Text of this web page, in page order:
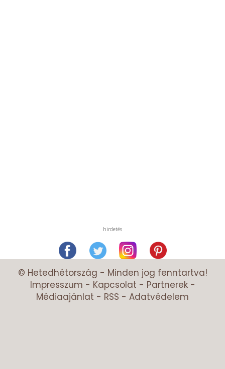
hirdetés
© Hetedhétország - Minden jog fenntartva!
Impresszum - Kapcsolat - Partnerek-
Médiaajánlat - RSS - Adatvédelem